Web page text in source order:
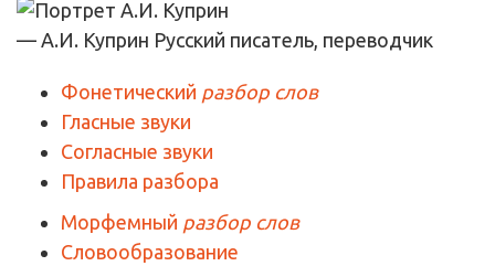
— А.И. Куприн Русский писатель, переводчик
Фонетический разбор слов
Гласные звуки
Согласные звуки
Правила разбора
Морфемный разбор слов
Словообразование